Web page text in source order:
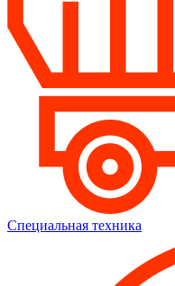
Специальная техника